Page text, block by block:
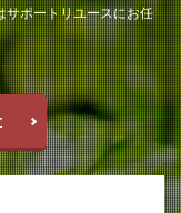
サポートリユースにお任